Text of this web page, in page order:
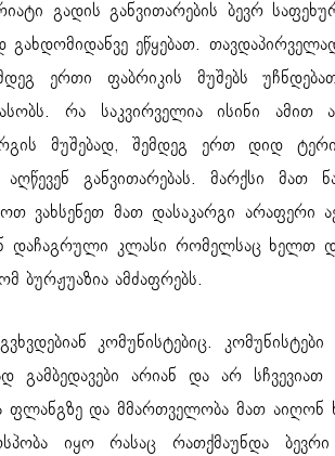
გადის განვითარების ბევრ
ეწყებათ.
ერთი ფაბრიკის მუშებს
რა საკვირველია ისინი
მუშებად, შემდეგ ერთ დიდ
განვითარებას. მარქსი მათ
ვახსენეთ მათ დასაკარგი არაფერი
დაჩაგრული კლასი რომელსაც ხელთ
ბურჟუაზია ამძაფრებს.
კომუნისტებიც.
გამბედავები არიან და არ
ფლანგზე და მმართველობა მათ
იყო რასაც რათქმაუნდა